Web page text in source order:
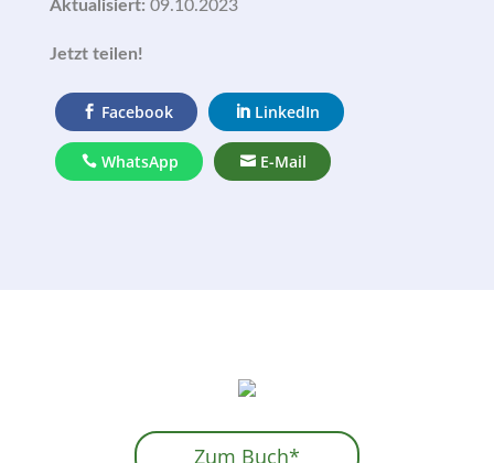
Aktualisiert: 09.10.2023
Jetzt teilen!
Facebook LinkedIn
WhatsApp E-Mail
Zum Buch*